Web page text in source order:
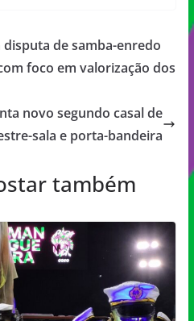
disputa de samba-enredo
foco em valorização dos
novo segundo casal de
sala e porta-bandeira
também